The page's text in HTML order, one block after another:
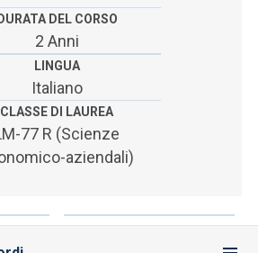
DELLO STAFF
DURATA DEL CORSO
2 Anni
LINGUA
Italiano
CLASSE DI LAUREA
77 R (Scienze
aziendali)